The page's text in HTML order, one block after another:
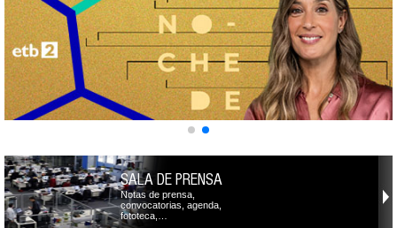
SALA DE PRENSA
Notas de prensa,
convocatorias, agenda,
fototeca,…